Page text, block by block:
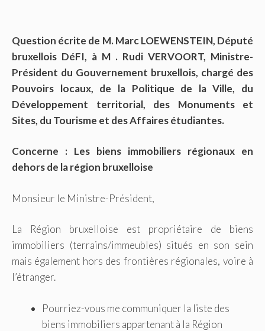
Question écrite de M. Marc LOEWENSTEIN, Député
bruxellois DéFI, à M . Rudi VERVOORT, Ministre-
Président du Gouvernement bruxellois, chargé des
Pouvoirs locaux, de la Politique de la Ville, du
Développement territorial, des Monuments et
Sites, du Tourisme et des Affaires étudiantes.
Concerne : Les biens immobiliers régionaux en
dehors de la région bruxelloise
Monsieur le Ministre-Président,
La Région bruxelloise est propriétaire de biens
immobiliers (terrains/immeubles) situés en son sein
mais également hors des frontières régionales, voire à
l’étranger.
Pourriez-vous me communiquer la liste des
biens immobiliers appartenant à la Région